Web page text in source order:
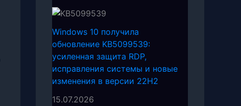
Windows 10 получила
обновление KB5099539:
усиленная защита RDP,
исправления системы и новые
изменения в версии 22H2
15.07.2026